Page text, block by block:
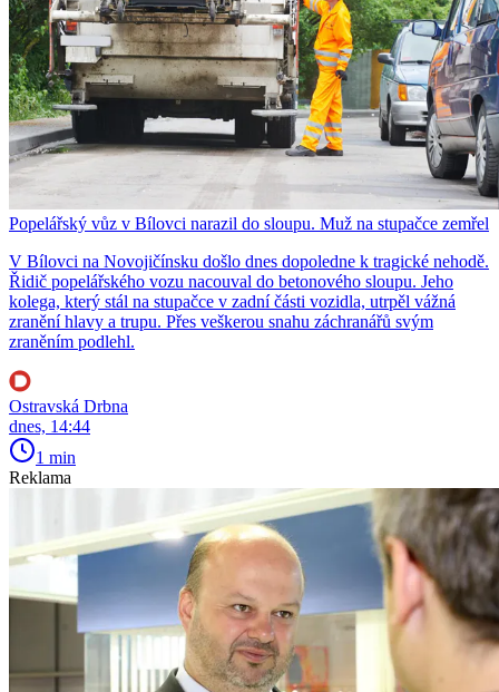
Popelářský vůz v Bílovci narazil do sloupu. Muž na stupačce zemřel
V Bílovci na Novojičínsku došlo dnes dopoledne k tragické nehodě.
Řidič popelářského vozu nacouval do betonového sloupu. Jeho
kolega, který stál na stupačce v zadní části vozidla, utrpěl vážná
zranění hlavy a trupu. Přes veškerou snahu záchranářů svým
zraněním podlehl.
Ostravská Drbna
dnes, 14:44
1 min
Reklama